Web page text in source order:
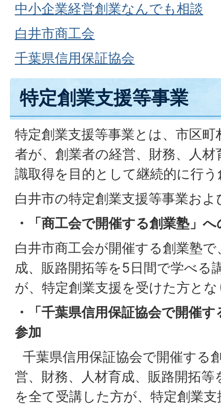
中小企業経営創業なんでも相談
白井市商工会
千葉県信用保証協会
特定創業支援等事業
特定創業支援等事業とは、市区
者が、創業者の経営、財務、人
識取得を目的として継続的に行
白井市の特定創業支援等事業お
・「商工会で開催する創業塾」
白井市商工会が開催する創業塾
成、販路開拓等を5日間で学べる
が、特定創業支援を受けた方と
・「千葉県信用保証協会で開催
参加
千葉県信用保証協会で開催する
営、財務、人材育成、販路開拓
を全て受講した方が、特定創業